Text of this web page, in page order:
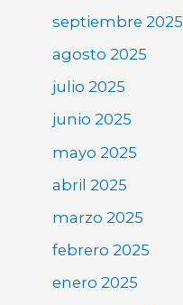
septiembre 2025
agosto 2025
julio 2025
junio 2025
mayo 2025
abril 2025
marzo 2025
febrero 2025
enero 2025